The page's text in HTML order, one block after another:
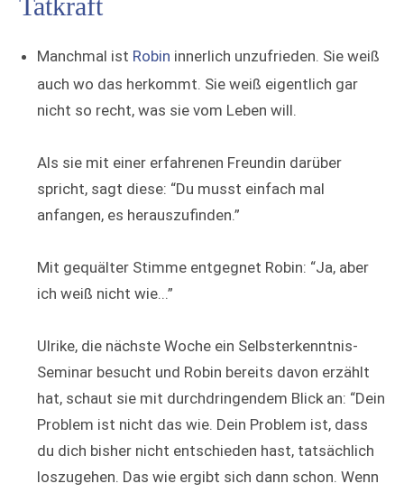
Manchmal ist Robin innerlich unzufrieden. Sie weiß
auch wo das herkommt. Sie weiß eigentlich gar
nicht so recht, was sie vom Leben will.
Als sie mit einer erfahrenen Freundin darüber
spricht, sagt diese: “Du musst einfach mal
anfangen, es herauszufinden.”
Mit gequälter Stimme entgegnet Robin: “Ja, aber
ich weiß nicht wie...”
Ulrike, die nächste Woche ein Selbsterkenntnis-
Seminar besucht und Robin bereits davon erzählt
hat, schaut sie mit durchdringendem Blick an: “Dein
Problem ist nicht das wie. Dein Problem ist, dass
du dich bisher nicht entschieden hast, tatsächlich
loszugehen. Das wie ergibt sich dann schon. Wenn